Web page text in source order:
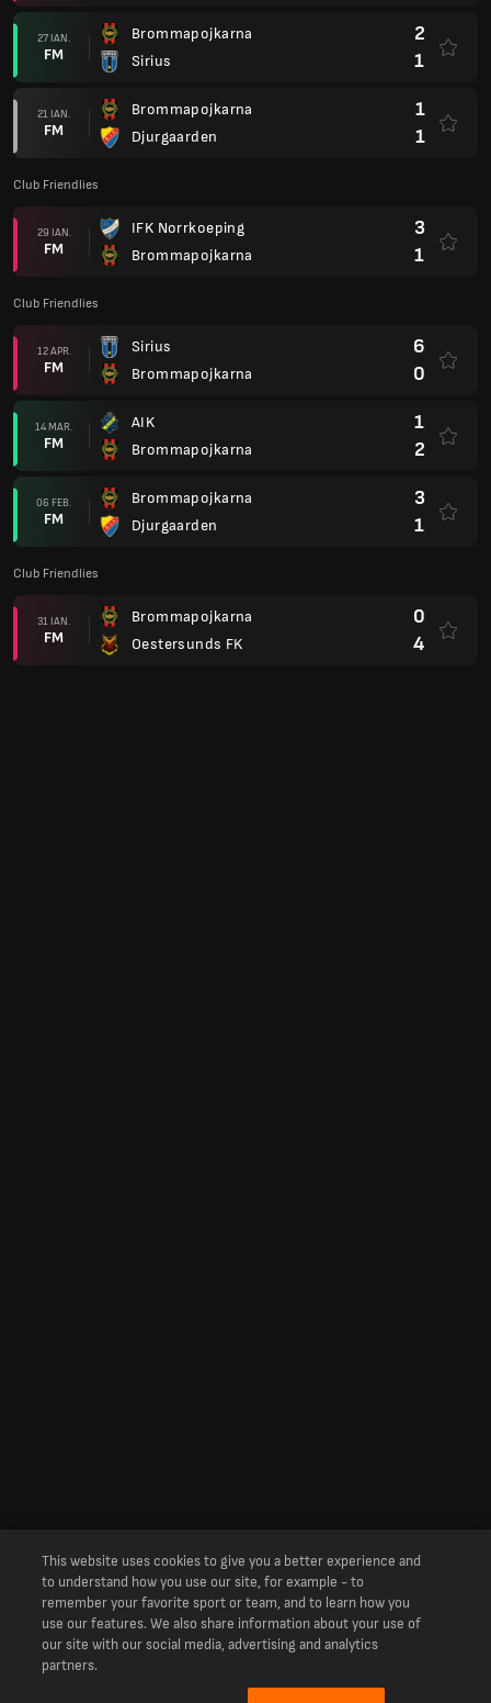
27 IAN.
FM
Brommapojkarna
Sirius
2
1
21 IAN.
FM
Brommapojkarna
Djurgaarden
1
1
Club Friendlies
29 IAN.
FM
IFK Norrkoeping
Brommapojkarna
3
1
Club Friendlies
12 APR.
FM
Sirius
Brommapojkarna
6
0
14 MAR.
FM
AIK
Brommapojkarna
1
2
06 FEB.
FM
Brommapojkarna
Djurgaarden
3
1
Club Friendlies
31 IAN.
FM
Brommapojkarna
Oestersunds FK
0
4
This website uses cookies to give you a better experience and
to understand how you use our site, for example - to
remember your favorite sport or team, and to learn how you
use our features. We also share information about your use of
our site with our social media, advertising and analytics
partners.